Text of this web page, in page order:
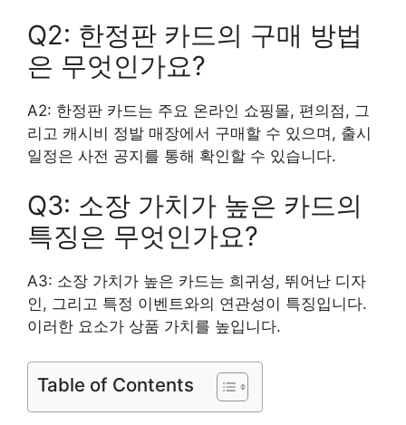
Q2: 한정판 카드의 구매 방법
은 무엇인가요?
A2: 한정판 카드는 주요 온라인 쇼핑몰, 편의점, 그
리고 캐시비 정발 매장에서 구매할 수 있으며, 출시
일정은 사전 공지를 통해 확인할 수 있습니다.
Q3: 소장 가치가 높은 카드의
특징은 무엇인가요?
A3: 소장 가치가 높은 카드는 희귀성, 뛰어난 디자
인, 그리고 특정 이벤트와의 연관성이 특징입니다.
이러한 요소가 상품 가치를 높입니다.
Table of Contents